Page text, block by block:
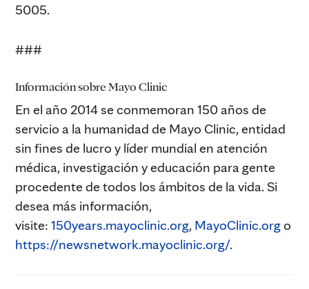
5005.
###
Información sobre Mayo Clinic
En el año 2014 se conmemoran 150 años de
servicio a la humanidad de Mayo Clinic, entidad
sin fines de lucro y líder mundial en atención
médica, investigación y educación para gente
procedente de todos los ámbitos de la vida. Si
desea más información,
visite: 150years.mayoclinic.org, MayoClinic.orgo
https://newsnetwork.mayoclinic.org/.